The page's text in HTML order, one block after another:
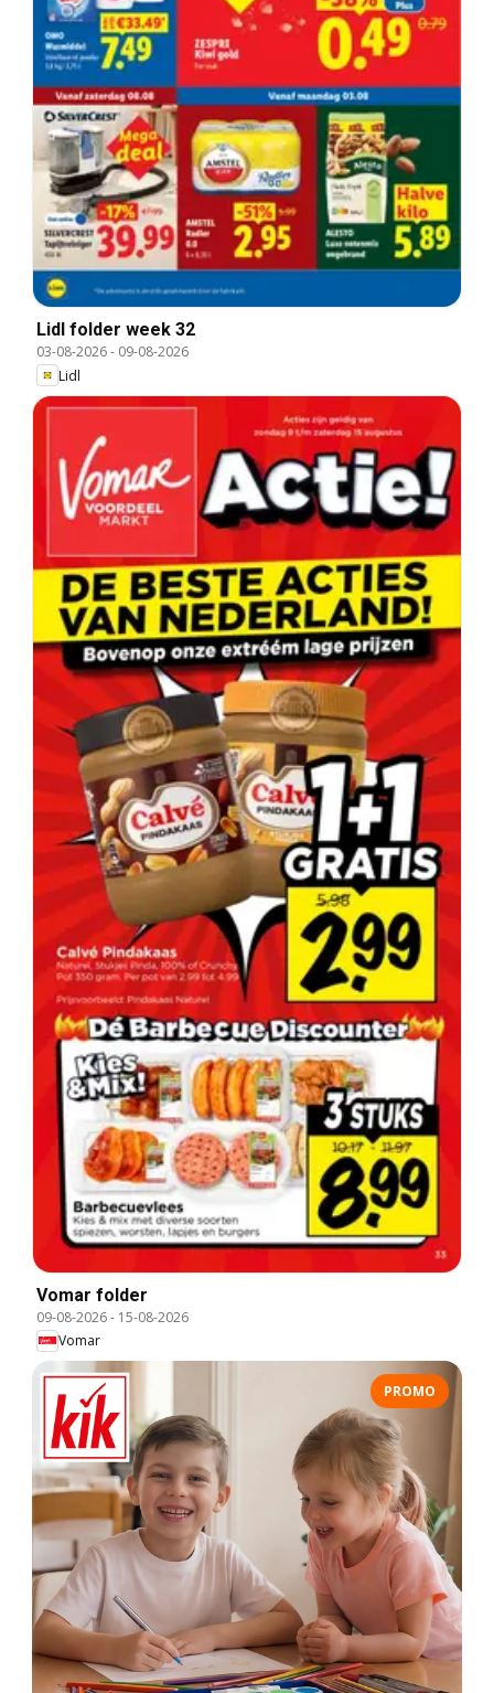
Lidl folder week 32
03-08-2026- 09-08-2026
Lidl
Vomar folder
09-08-2026- 15-08-2026
Vomar
PROMO